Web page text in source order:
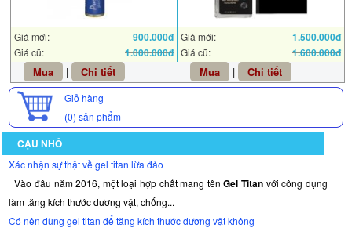
Giá mới: 900.000đ
Giá cũ: 1.000.000đ
Mua | Chi tiết
Giá mới: 1.500.000đ
Giá cũ: 1.600.000đ
Mua | Chi tiết
Giỏ hàng
(0) sản phẩm
CẬU NHỎ
Xác nhận sự thật về gel titan lừa đảo
Vào đầu năm 2016, một loại hợp chất mang tênGel Titanvới công dụng
làm tăng kích thước dương vật, chống...
Có nên dùng gel titan để tăng kích thước dương vật không